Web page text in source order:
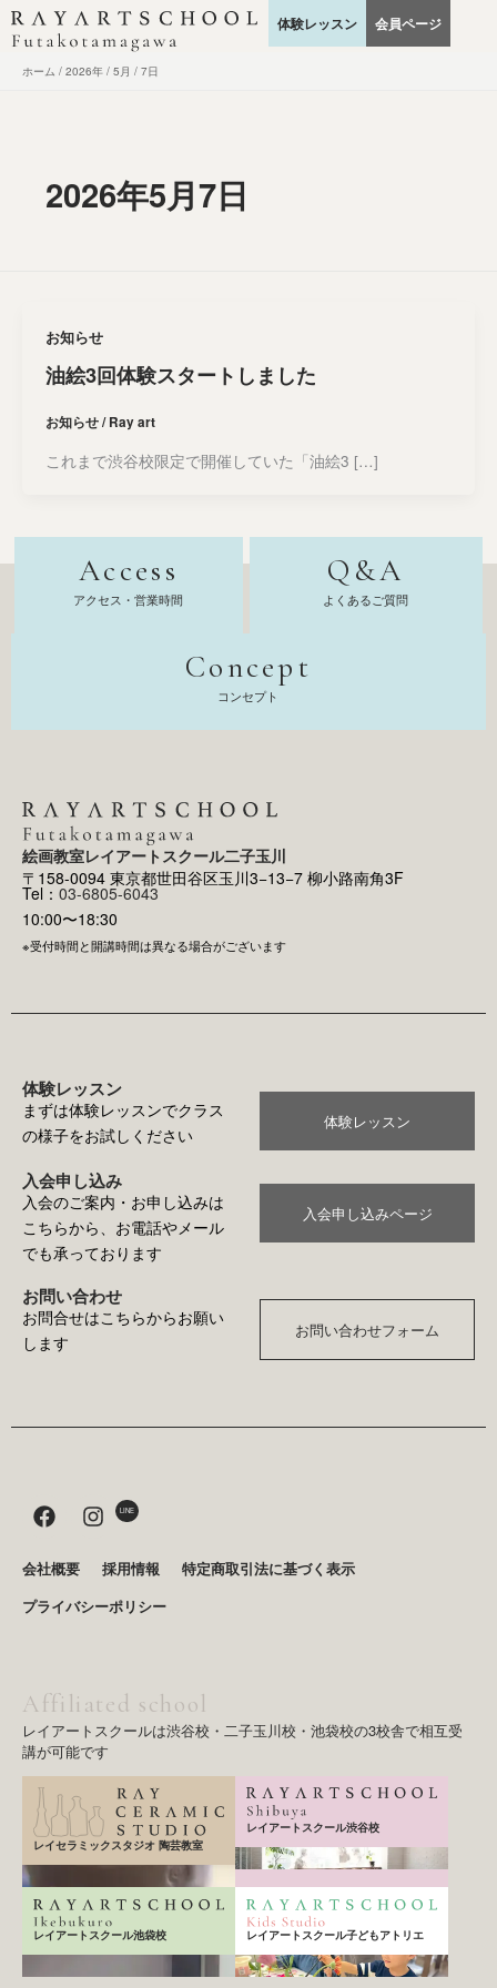
内
容
体験レッスン 会員ページ
ホーム 2026年 5月 7日
2026年5月7日
お知らせ
油絵3回体験スタートしました
お知らせ/Ray art
これまで渋谷校限定で開催していた「油絵3 […]
Access
アクセス・営業時間
Q&A
よくあるご質問
Concept
コンセプト
絵画教室レイアートスクール二子玉川
〒158-0094 東京都世田谷区玉川3−13−7 柳小路南角3F
Tel： 03-6805-6043
10:00〜18:30
※受付時間と開講時間は異なる場合がございます
体験レッスン
まずは体験レッスンでクラス
の様子をお試しください
体験レッスン
入会申し込み
入会のご案内・お申し込みは
こちらから、お電話やメール
でも承っております
入会申し込みページ
お問い合わせ
お問合せはこちらからお願い
します
お問い合わせフォーム
F
a
e
o
I
n
g
LINE
会社概要 採用情報
特定商取引法に基づく表示
プライバシーポリシー
Affiliated school
レイアートスクールは渋谷校・二子玉川校・池袋校の3校舎で相互受
講が可能です
レイセラミックスタジオ 陶芸教室
レイアートスクール渋谷校
レイアートスクール池袋校 レイアートスクール子どもアトリエ